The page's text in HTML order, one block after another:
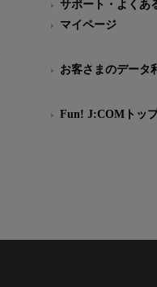
サポート・よくあ
マイページ
お客さまのデータ
Fun! J:COMトッ